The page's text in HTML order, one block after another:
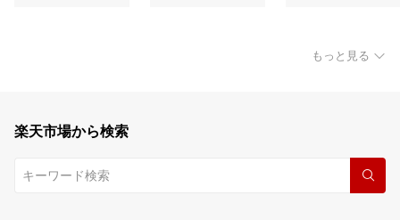
もっと見る
楽天市場から検索